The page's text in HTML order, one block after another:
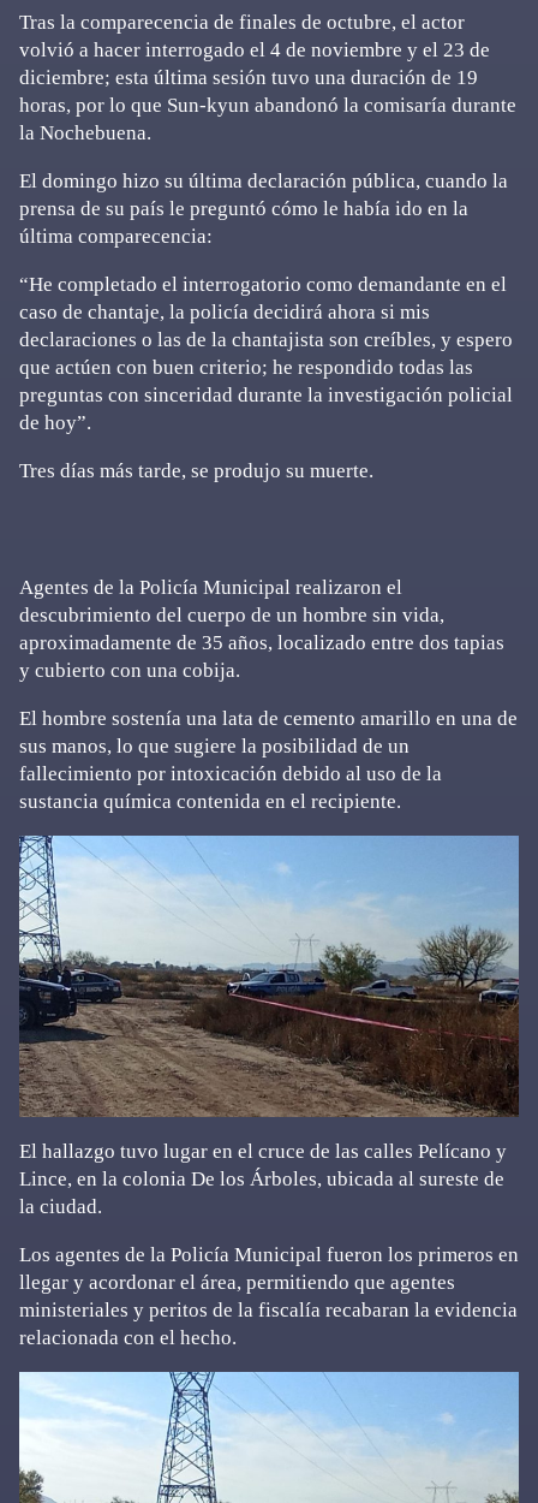
Tras la comparecencia de finales de octubre, el actor
volvió a hacer interrogado el 4 de noviembre y el 23 de
diciembre; esta última sesión tuvo una duración de 19
horas, por lo que Sun-kyun abandonó la comisaría durante
la Nochebuena.
El domingo hizo su última declaración pública, cuando la
prensa de su país le preguntó cómo le había ido en la
última comparecencia:
“He completado el interrogatorio como demandante en el
caso de chantaje, la policía decidirá ahora si mis
declaraciones o las de la chantajista son creíbles, y espero
que actúen con buen criterio; he respondido todas las
preguntas con sinceridad durante la investigación policial
de hoy”.
Tres días más tarde, se produjo su muerte.
Agentes de la Policía Municipal realizaron el
descubrimiento del cuerpo de un hombre sin vida,
aproximadamente de 35 años, localizado entre dos tapias
y cubierto con una cobija.
El hombre sostenía una lata de cemento amarillo en una de
sus manos, lo que sugiere la posibilidad de un
fallecimiento por intoxicación debido al uso de la
sustancia química contenida en el recipiente.
El hallazgo tuvo lugar en el cruce de las calles Pelícano y
Lince, en la colonia De los Árboles, ubicada al sureste de
la ciudad.
Los agentes de la Policía Municipal fueron los primeros en
llegar y acordonar el área, permitiendo que agentes
ministeriales y peritos de la fiscalía recabaran la evidencia
relacionada con el hecho.